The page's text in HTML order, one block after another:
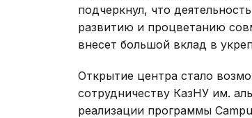
подчеркнул, что
развитию и процветанию
внесет большой вклад в
Открытие центра стало
сотрудничеству КазНУ им.
реализации программы